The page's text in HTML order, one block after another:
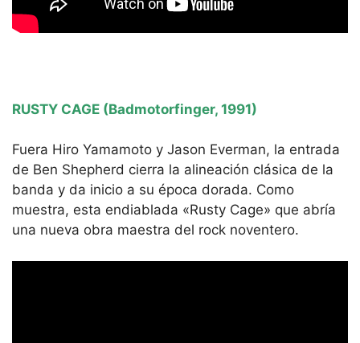
RUSTY CAGE (Badmotorfinger, 1991)
Fuera Hiro Yamamoto y Jason Everman, la entrada
de Ben Shepherd cierra la alineación clásica de la
banda y da inicio a su época dorada. Como
muestra, esta endiablada «Rusty Cage» que abría
una nueva obra maestra del rock noventero.